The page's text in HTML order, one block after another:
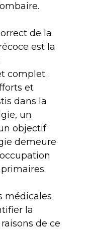
de la
est la
complet.
et
dans la
un
objectif
demeure
médicales
la
de ce